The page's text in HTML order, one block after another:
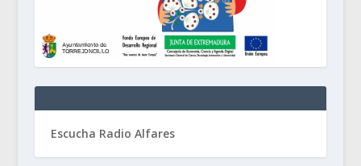
Escucha Radio Alfares